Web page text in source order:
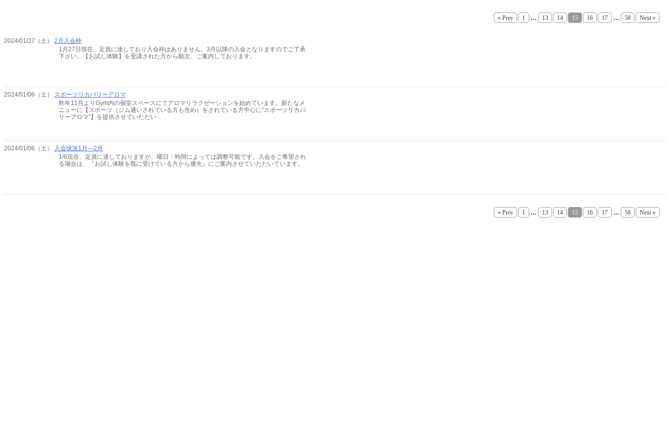
« Prev 1 ... 13 14 15 16 17 ... 58 Next »
2024/01/27（土）
2月入会枠
1月27日現在、定員に達しており入会枠はありません。3月以降の入会となりますのでご了承
下さい。【お試し体験】を受講された方から順次、ご案内しております。
2024/01/06（土）
スポーツリカバリーアロマ
昨年11月よりGym内の個室スペースにてアロマリラクゼーションを始めています。新たなメ
ニューに【スポーツ（ジム通いされている方も含め）をされている方中心に”スポーツリカバ
リーアロマ”】を提供させていただい...
2024/01/06（土）
入会状況1月～2月
1/6現在、定員に達しておりますが、曜日・時間によっては調整可能です。入会をご希望され
る場合は、『お試し体験を既に受けている方から優先』にご案内させていただいています。
« Prev 1 ... 13 14 15 16 17 ... 58 Next »